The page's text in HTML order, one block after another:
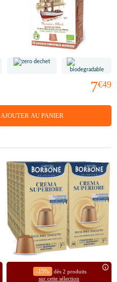
7€49
AJOUTER AU PANIER
-15%
dès 2 produits
sur cette sélection